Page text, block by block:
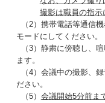
撮影は職員の指示
（2）携帯電話等通信
モードにしてください。
（3）静粛に傍聴し、
ます。
（4）会議中の撮影、
ださい。
（5） 会議開始5分前ま